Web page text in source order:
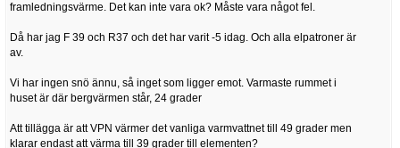
framledningsvärme. Det kan inte vara ok? Måste vara något fel.
Då har jag F 39 och R37 och det har varit -5 idag. Och alla elpatroner är
av.
Vi har ingen snö ännu, så inget som ligger emot. Varmaste rummet i
huset är där bergvärmen står, 24 grader
Att tillägga är att VPN värmer det vanliga varmvattnet till 49 grader men
klarar endast att värma till 39 grader till elementen?